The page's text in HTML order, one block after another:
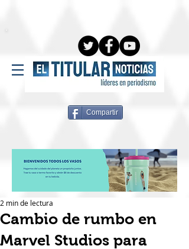
Compartir
Cambio de rumbo en
Marvel Studios para
2 min de lectura